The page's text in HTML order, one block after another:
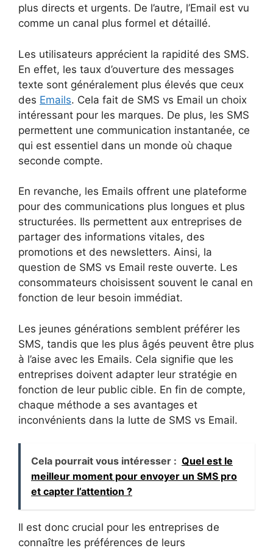
plus directs et urgents. De l’autre, l’Email est vu
comme un canal plus formel et détaillé.
Les utilisateurs apprécient la rapidité des SMS.
En effet, les taux d’ouverture des messages
texte sont généralement plus élevés que ceux
des Emails. Cela fait de SMS vs Email un choix
intéressant pour les marques. De plus, les SMS
permettent une communication instantanée, ce
qui est essentiel dans un monde où chaque
seconde compte.
En revanche, les Emails offrent une plateforme
pour des communications plus longues et plus
structurées. Ils permettent aux entreprises de
partager des informations vitales, des
promotions et des newsletters. Ainsi, la
question de SMS vs Email reste ouverte. Les
consommateurs choisissent souvent le canal en
fonction de leur besoin immédiat.
Les jeunes générations semblent préférer les
SMS, tandis que les plus âgés peuvent être plus
à l’aise avec les Emails. Cela signifie que les
entreprises doivent adapter leur stratégie en
fonction de leur public cible. En fin de compte,
chaque méthode a ses avantages et
inconvénients dans la lutte de SMS vs Email.
Cela pourrait vous intéresser : Quel est le
meilleur moment pour envoyer un SMS pro
et capter l’attention ?
Il est donc crucial pour les entreprises de
connaître les préférences de leurs